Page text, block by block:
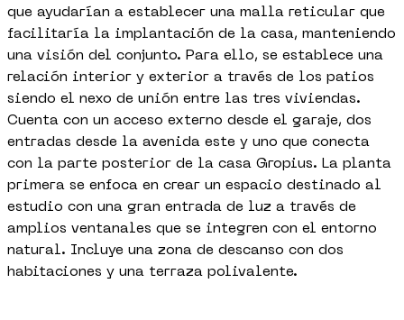
que ayudarían a establecer una malla reticular que
facilitaría la implantación de la casa, manteniendo
una visión del conjunto. Para ello, se establece una
relación interior y exterior a través de los patios
siendo el nexo de unión entre las tres viviendas.
Cuenta con un acceso externo desde el garaje, dos
entradas desde la avenida este y uno que conecta
con la parte posterior de la casa Gropius. La planta
primera se enfoca en crear un espacio destinado al
estudio con una gran entrada de luz a través de
amplios ventanales que se integren con el entorno
natural. Incluye una zona de descanso con dos
habitaciones y una terraza polivalente.